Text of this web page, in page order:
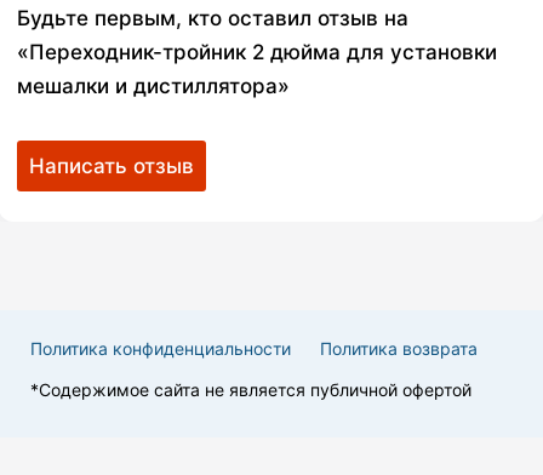
Будьте первым, кто оставил отзыв на
«Переходник-тройник 2 дюйма для установки
мешалки и дистиллятора»
Написать отзыв
Политика конфиденциальности
Политика возврата
*Cодержимое сайта не является публичной офертой